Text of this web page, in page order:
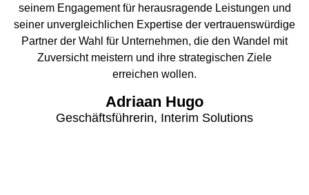
seinem Engagement für herausragende Leistungen und
seiner unvergleichlichen Expertise der vertrauenswürdige
Partner der Wahl für Unternehmen, die den Wandel mit
Zuversicht meistern und ihre strategischen Ziele
erreichen wollen.
Adriaan Hugo
Geschäftsführerin, Interim Solutions